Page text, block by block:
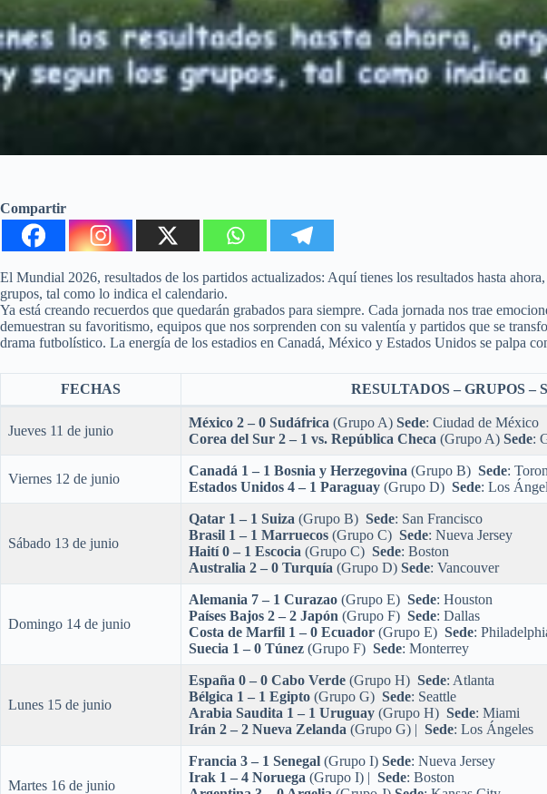
Compartir
El Mundial 2026, resultados de los partidos actualizados: Aquí tienes los resultados hasta
grupos, tal como lo indica el calendario.
Ya está creando recuerdos que quedarán grabados para siempre. Cada jornada nos trae
demuestran su favoritismo, equipos que nos sorprenden con su valentía y partidos que se
drama futbolístico. La energía de los estadios en Canadá, México y Estados Unidos se palpa
FECHAS RESULTADOS – GRUPOS –
Jueves 11 de junio
México 2 – 0 Sudáfrica (Grupo A) Sede: Ciudad de México
Corea del Sur 2 – 1 vs. República Checa (Grupo A) Sede:
Viernes 12 de junio
Canadá 1 – 1 Bosnia y Herzegovina (Grupo B) Sede:
Estados Unidos 4 – 1 Paraguay (Grupo D) Sede: Los
Sábado 13 de junio
Qatar 1 – 1 Suiza (Grupo B) Sede: San Francisco
Brasil 1 – 1 Marruecos (Grupo C) Sede: Nueva Jersey
Haití 0 – 1 Escocia (Grupo C) Sede: Boston
Australia 2 – 0 Turquía (Grupo D) Sede: Vancouver
Domingo 14 de junio
Alemania 7 – 1 Curazao (Grupo E) Sede: Houston
Países Bajos 2 – 2 Japón (Grupo F) Sede: Dallas
Costa de Marfil 1 – 0 Ecuador (Grupo E) Sede:
Suecia 1 – 0 Túnez (Grupo F) Sede: Monterrey
Lunes 15 de junio
España 0 – 0 Cabo Verde (Grupo H) Sede: Atlanta
Bélgica 1 – 1 Egipto (Grupo G) Sede: Seattle
Arabia Saudita 1 – 1 Uruguay (Grupo H) Sede: Miami
Irán 2 – 2 Nueva Zelanda (Grupo G) | Sede: Los Ángeles
Martes 16 de junio
Francia 3 – 1 Senegal (Grupo I) Sede: Nueva Jersey
Irak 1 – 4 Noruega (Grupo I) | Sede: Boston